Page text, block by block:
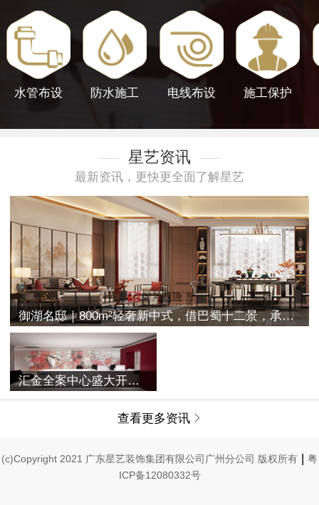
水管布设 防水施工 电线布设 施工保护
星艺资讯
最新资讯，更快更全面了解星艺
御湖名邸｜800m²轻奢新中式，借巴蜀十二景，承古典之空灵
汇金全案中心盛大开业 | 融合过往与未来，唤醒家的美学记忆
查看更多资讯 
(c)Copyright 2021 广东星艺装饰集团有限公司广州分公司 版权所有 | 粤
ICP备12080332号